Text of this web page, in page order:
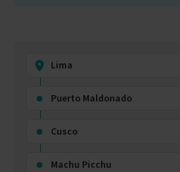
Lima
Puerto Maldonado
Cusco
Machu Picchu